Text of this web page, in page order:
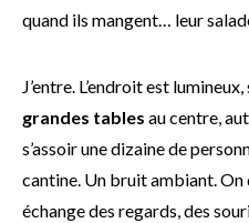
quand ils mangent… leur
J’entre. L’endroit est
grandes tables au centre,
s’assoir une dizaine de
cantine. Un bruit ambiant. On
échange des regards, des